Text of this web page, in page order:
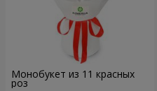
Монобукет из 11 красных
роз